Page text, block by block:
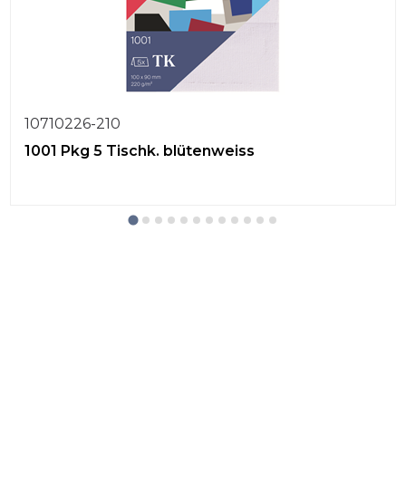
10710226-210
1001 Pkg 5 Tischk. blütenweiss